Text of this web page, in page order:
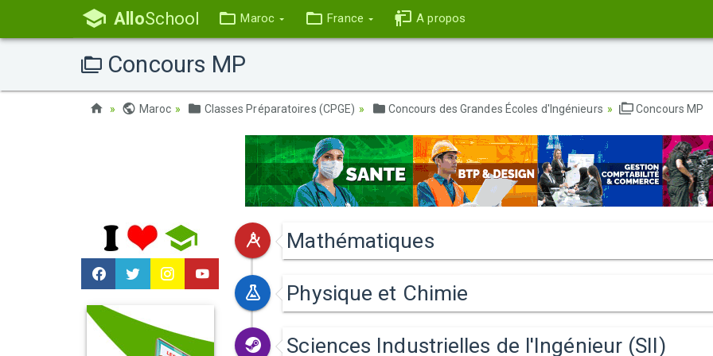
AlloSchool Maroc France A propos
Concours MP
Maroc Classes Préparatoires (CPGE) Concours des Grandes Écoles d'Ingénieurs Concours MP
Mathématiques
Physique et Chimie
Sciences Industrielles de l'Ingénieur (SII)